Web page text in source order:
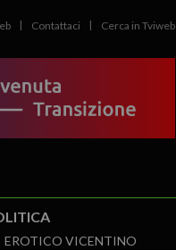
Contattaci Cerca in Tviweb
EROTICO VICENTINO